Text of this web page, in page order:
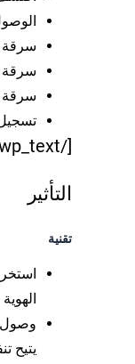
سرقة
سرقة
سرقة
تسجيل
[/vc_wp_text] [vc_wp_text]
التأثير
تقنية
يتيح